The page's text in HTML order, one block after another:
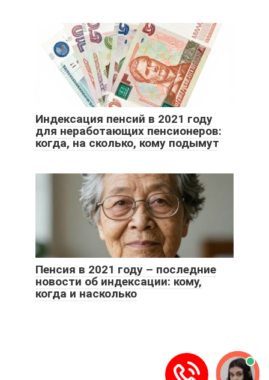
Индексация пенсий в 2021 году
для неработающих пенсионеров:
когда, на сколько, кому подымут
Пенсия в 2021 году – последние
новости об индексации: кому,
когда и насколько